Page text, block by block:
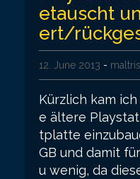
etauscht
ert/
12. June 2013 - maltris
Kürzlich kam
e ältere
tplatte
GB und damit
u wenig, da